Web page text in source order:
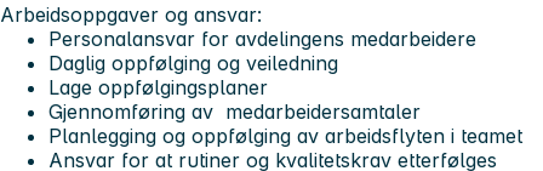
Arbeidsoppgaver og ansvar:
Personalansvar for avdelingens medarbeidere
Daglig oppfølging og veiledning
Lage oppfølgingsplaner
Gjennomføring av medarbeidersamtaler
Planlegging og oppfølging av arbeidsflyten i teamet
Ansvar for at rutiner og kvalitetskrav etterfølges